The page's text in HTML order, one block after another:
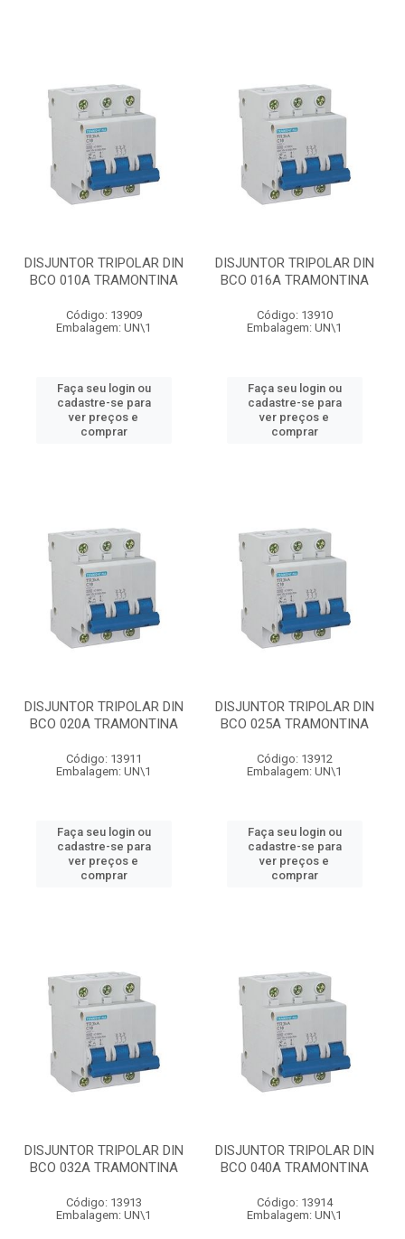
DISJUNTOR TRIPOLAR DIN
BCO 010A TRAMONTINA
Código: 13909
Embalagem: UN\1
Faça seu login ou
cadastre-se para
ver preços e
comprar
DISJUNTOR TRIPOLAR DIN
BCO 016A TRAMONTINA
Código: 13910
Embalagem: UN\1
Faça seu login ou
cadastre-se para
ver preços e
comprar
DISJUNTOR TRIPOLAR DIN
BCO 020A TRAMONTINA
Código: 13911
Embalagem: UN\1
Faça seu login ou
cadastre-se para
ver preços e
comprar
DISJUNTOR TRIPOLAR DIN
BCO 025A TRAMONTINA
Código: 13912
Embalagem: UN\1
Faça seu login ou
cadastre-se para
ver preços e
comprar
DISJUNTOR TRIPOLAR DIN
BCO 032A TRAMONTINA
Código: 13913
Embalagem: UN\1
DISJUNTOR TRIPOLAR DIN
BCO 040A TRAMONTINA
Código: 13914
Embalagem: UN\1